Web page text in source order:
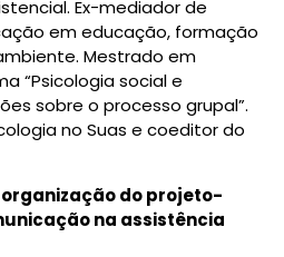
Ex-mediador de
em educação, formação
Mestrado em
“Psicologia social e
sobre o processo grupal”.
no Suas e coeditor do
do projeto-
na assistência